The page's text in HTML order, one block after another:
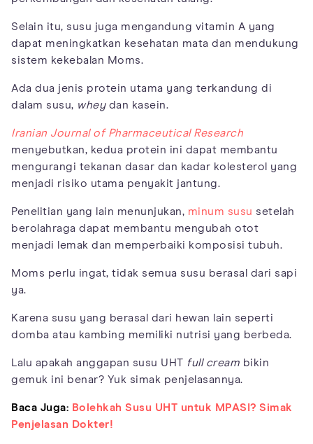
Selain itu, susu juga mengandung vitamin A yang
dapat meningkatkan kesehatan mata dan mendukung
sistem kekebalan Moms.
Ada dua jenis protein utama yang terkandung di
dalam susu, wheydan kasein.
Iranian Journal of Pharmaceutical Research
menyebutkan, kedua protein ini dapat membantu
mengurangi tekanan dasar dan kadar kolesterol yang
menjadi risiko utama penyakit jantung.
Penelitian yang lain menunjukan, minum susu setelah
berolahraga dapat membantu mengubah otot
menjadi lemak dan memperbaiki komposisi tubuh.
Moms perlu ingat, tidak semua susu berasal dari sapi
ya.
Karena susu yang berasal dari hewan lain seperti
domba atau kambing memiliki nutrisi yang berbeda.
Lalu apakah anggapan susu UHT full cream bikin
gemuk ini benar? Yuk simak penjelasannya.
Baca Juga: Bolehkah Susu UHT untuk MPASI? Simak
Penjelasan Dokter!